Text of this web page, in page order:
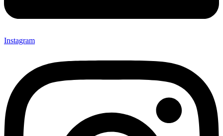
Instagram